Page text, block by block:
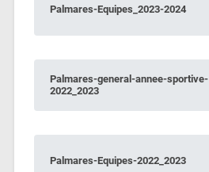
Palmares-Equipes_2023-2024
Palmares-general-annee-sportive-
2022_2023
Palmares-Equipes-2022_2023